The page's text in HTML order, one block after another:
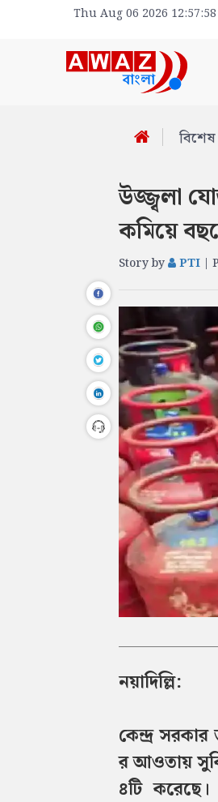
Thu Aug 06 2026
উজ্জ্বলা
কমিয়ে
Story by PTI |
নয়াদিল্লি:
কেন্দ্র
র আওতায়
৪টি